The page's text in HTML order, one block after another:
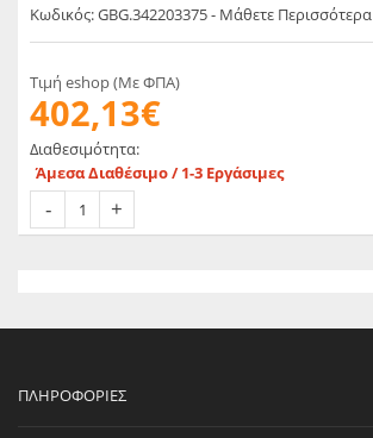
Κωδικός: GBG.342203375 - Μάθετε Περισσότερα
Τιμή eshop (Με ΦΠΑ)
402,13€
Διαθεσιμότητα:
Άμεσα Διαθέσιμο / 1-3 Εργάσιμες
ΠΛΗΡΟΦΟΡΊΕΣ